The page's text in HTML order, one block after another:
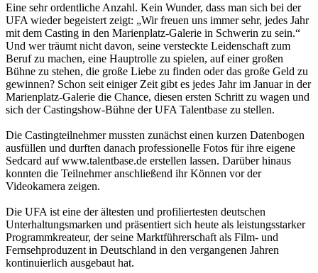
Eine sehr ordentliche Anzahl. Kein Wunder, dass man sich bei der
UFA wieder begeistert zeigt: „Wir freuen uns immer sehr, jedes Jahr
mit dem Casting in den Marienplatz-Galerie in Schwerin zu sein.“
Und wer träumt nicht davon, seine versteckte Leidenschaft zum
Beruf zu machen, eine Hauptrolle zu spielen, auf einer großen
Bühne zu stehen, die große Liebe zu finden oder das große Geld zu
gewinnen? Schon seit einiger Zeit gibt es jedes Jahr im Januar in der
Marienplatz-Galerie die Chance, diesen ersten Schritt zu wagen und
sich der Castingshow-Bühne der UFA Ta­lent­base zu stellen.
Die Castingteilnehmer mussten zunächst einen kurzen Datenbogen
ausfüllen und durften danach professionelle Fotos für ihre eigene
Sed­card auf www.talentbase.de erstellen lassen. Darüber hinaus
konnten die Teilnehmer anschließend ihr Können vor der
Videokamera zeigen.
Die UFA ist eine der ältesten und profiliertesten deutschen
Unterhaltungsmarken und präsentiert sich heute als leistungsstarker
Programmkreateur, der seine Marktführerschaft als Film- und
Fernsehproduzent in Deutschland in den vergangenen Jahren
kontinuierlich ausgebaut hat.